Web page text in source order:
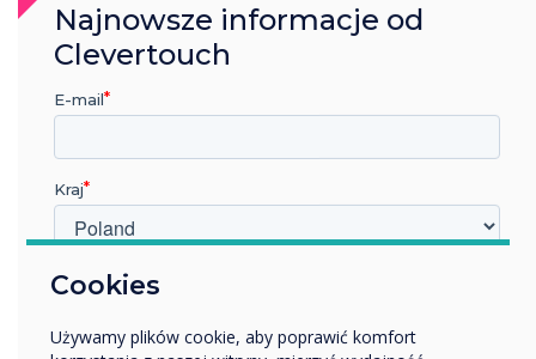
Cookies
Używamy plików cookie, aby poprawić komfort
Najnowsze informacje od
Clevertouch
E-mail
Kraj
W jakiej branży pracujesz?
Przedsiębiorstwo